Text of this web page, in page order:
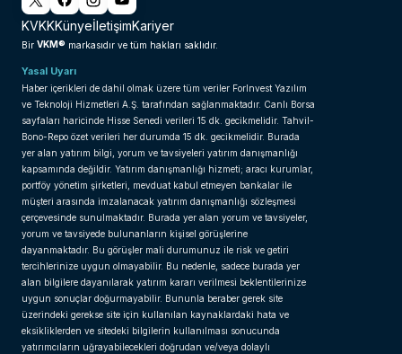
KVKKKünyeİletişimKariyer
Bir VKM® markasıdır ve tüm hakları saklıdır.
Yasal Uyarı
Haber içerikleri de dahil olmak üzere tüm veriler ForInvest Yazılım
ve Teknoloji Hizmetleri A.Ş. tarafından sağlanmaktadır. Canlı Borsa
sayfaları haricinde Hisse Senedi verileri 15 dk. gecikmelidir. Tahvil-
Bono-Repo özet verileri her durumda 15 dk. gecikmelidir. Burada
yer alan yatırım bilgi, yorum ve tavsiyeleri yatırım danışmanlığı
kapsamında değildir. Yatırım danışmanlığı hizmeti; aracı kurumlar,
portföy yönetim şirketleri, mevduat kabul etmeyen bankalar ile
müşteri arasında imzalanacak yatırım danışmanlığı sözleşmesi
çerçevesinde sunulmaktadır. Burada yer alan yorum ve tavsiyeler,
yorum ve tavsiyede bulunanların kişisel görüşlerine
dayanmaktadır. Bu görüşler mali durumunuz ile risk ve getiri
tercihlerinize uygun olmayabilir. Bu nedenle, sadece burada yer
alan bilgilere dayanılarak yatırım kararı verilmesi beklentilerinize
uygun sonuçlar doğurmayabilir. Bununla beraber gerek site
üzerindeki gerekse site için kullanılan kaynaklardaki hata ve
eksikliklerden ve sitedeki bilgilerin kullanılması sonucunda
yatırımcıların uğrayabilecekleri doğrudan ve/veya dolaylı